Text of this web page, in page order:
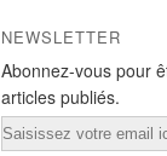
NEWSLETTER
Abonnez-vous pour
articles publiés.
Email